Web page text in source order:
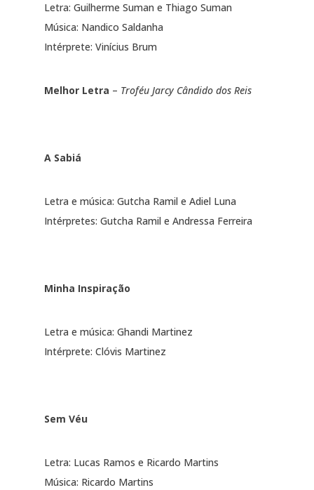
Letra: Guilherme Suman e Thiago Suman
Música: Nandico Saldanha
Intérprete: Vinícius Brum
Melhor Letra – Troféu Jarcy Cândido dos Reis
A Sabiá
Letra e música: Gutcha Ramil e Adiel Luna
Intérpretes: Gutcha Ramil e Andressa Ferreira
Minha Inspiração
Letra e música: Ghandi Martinez
Intérprete: Clóvis Martinez
Sem Véu
Letra: Lucas Ramos e Ricardo Martins
Música: Ricardo Martins